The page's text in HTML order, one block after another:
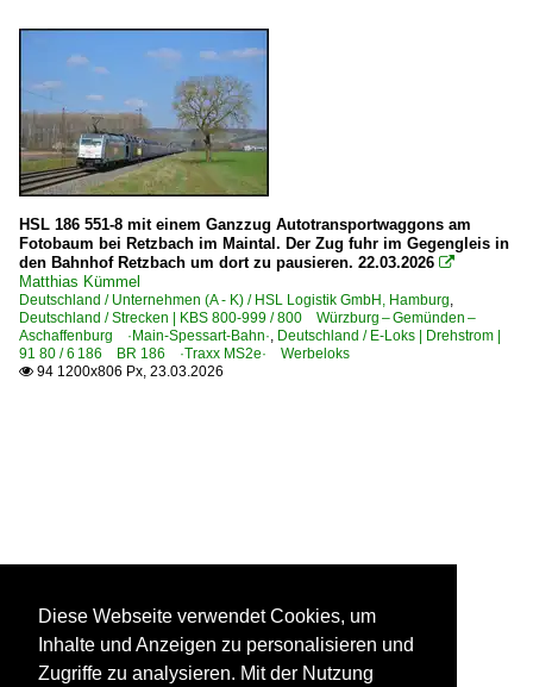
HSL 186 551-8 mit einem Ganzzug Autotransportwaggons am
Fotobaum bei Retzbach im Maintal. Der Zug fuhr im Gegengleis in
den Bahnhof Retzbach um dort zu pausieren. 22.03.2026 
Matthias Kümmel
Deutschland / Unternehmen (A - K) / HSL Logistik GmbH, Hamburg
Deutschland / Strecken | KBS 800-999 / 800 Würzburg – Gemünden –
Aschaffenburg ·Main-Spessart-Bahn· Deutschland / E-Loks | Drehstrom |
91 80 / 6 186 BR 186 ·Traxx MS2e· Werbeloks
 94 1200x806 Px, 23.03.2026
Diese Webseite verwendet Cookies, um
Inhalte und Anzeigen zu personalisieren und
Zugriffe zu analysieren. Mit der Nutzung